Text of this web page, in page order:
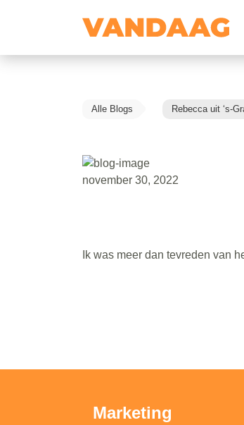
Alle Blogs Rebecca uit ‘s-
november 30, 2022
Ik was meer dan tevreden van
Marketing